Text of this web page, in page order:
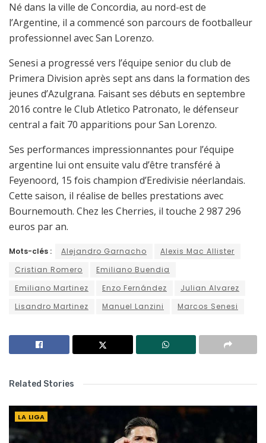
Né dans la ville de Concordia, au nord-est de
l’Argentine, il a commencé son parcours de footballeur
professionnel avec San Lorenzo.
Senesi a progressé vers l’équipe senior du club de
Primera Division après sept ans dans la formation des
jeunes d’Azulgrana. Faisant ses débuts en septembre
2016 contre le Club Atletico Patronato, le défenseur
central a fait 70 apparitions pour San Lorenzo.
Ses performances impressionnantes pour l’équipe
argentine lui ont ensuite valu d’être transféré à
Feyenoord, 15 fois champion d’Eredivisie néerlandais.
Cette saison, il réalise de belles prestations avec
Bournemouth. Chez les Cherries, il touche 2 987 296
euros par an.
Mots-clés : Alejandro Garnacho
Alexis Mac Allister
Cristian Romero
Emiliano Buendia
Emiliano Martinez
Enzo Fernández
Julian Alvarez
Lisandro Martinez
Manuel Lanzini Marcos Senesi
Related Stories
LA LIGA